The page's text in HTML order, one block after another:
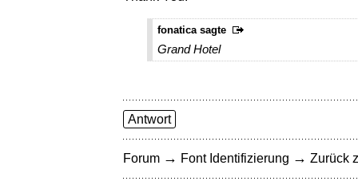
fonatica sagte
Grand Hotel
Antwort
Forum → Font Identifizierung → Zurück